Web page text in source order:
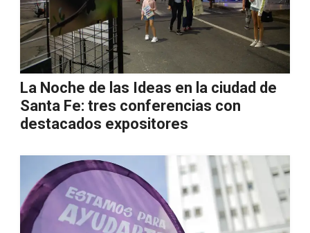
La Noche de las Ideas en la ciudad de
Santa Fe: tres conferencias con
destacados expositores